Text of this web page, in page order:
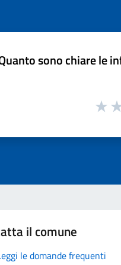
sono chiare le
il comune
le domande frequenti